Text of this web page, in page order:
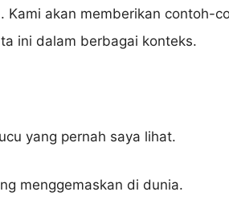
Kami akan memberikan contoh-
ini dalam berbagai konteks.
yang pernah saya lihat.
menggemaskan di dunia.